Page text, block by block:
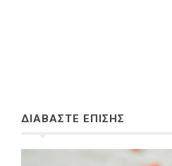
ΔΙΑΒΑΣΤΕ ΕΠΙΣΗΣ